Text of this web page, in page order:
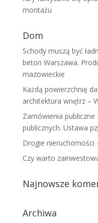
montażu
Dom
Schody muszą być
beton Warszawa.
mazowieckie
Każdą powierzchnię
architektura wnętrz –
Zamówienia
publicznych. Ustawa
Drogie nieruchomości
Czy warto
Najnowsze
Archiwa